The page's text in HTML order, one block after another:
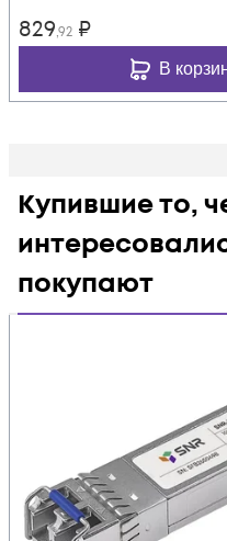
829,92 ₽
В
Купившие то,
покупают